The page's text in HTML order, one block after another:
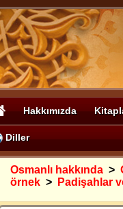
Hakkımızda
Diller
Osmanlı hakkında >
örnek > Padişahlar